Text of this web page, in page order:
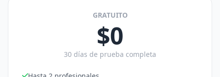
$0
30 días de prueba completa